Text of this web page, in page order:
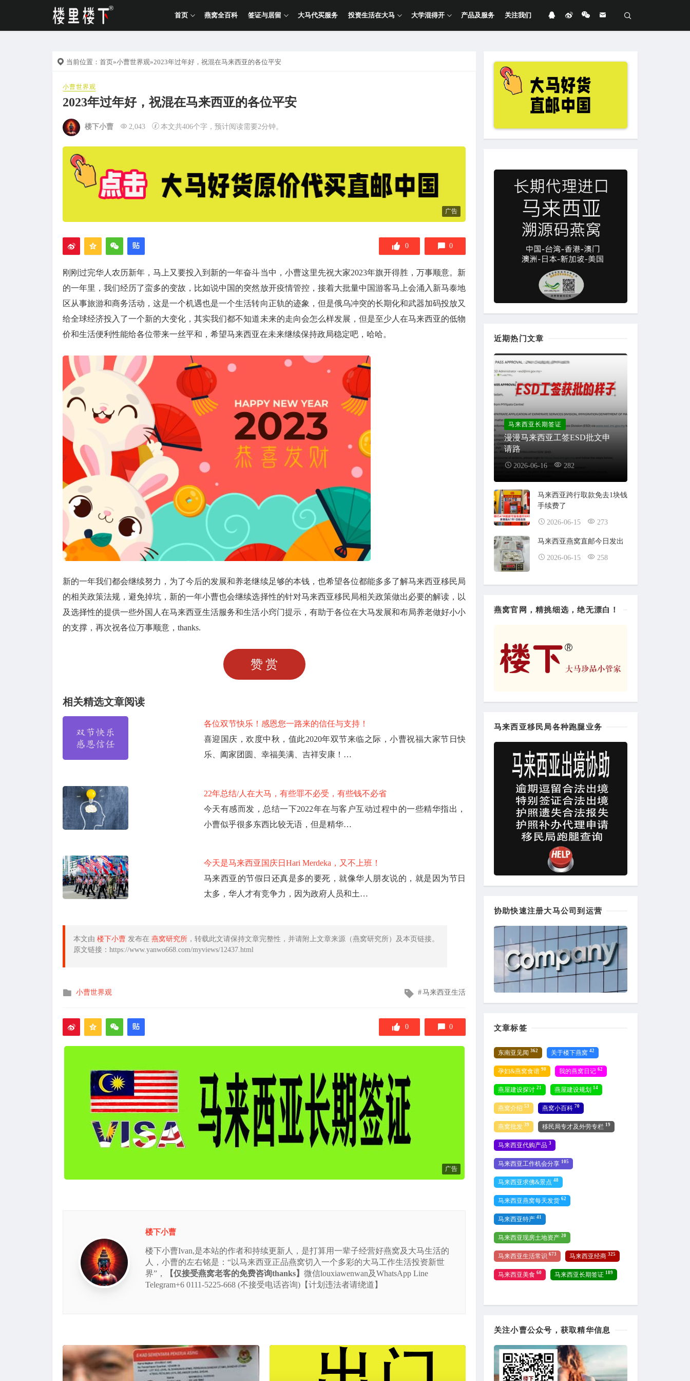
首页 燕窝全百科 签证与居留 大马代买服务 投资生活在大马 大学混得开 产品及服务 关注我们
当前位置： 首页»小曹世界观»2023年过年好，祝混在马来西亚的各位平安
小曹世界观
2023年过年好，祝混在马来西亚的各位平安
楼下小曹 2,043 本文共406个字，预计阅读需要2分钟。
广告
0 0
刚刚过完华人农历新年，马上又要投入到新的一年奋斗当中，小曹这里先祝大家2023年旗开得胜，万事顺意。新
的一年里，我们经历了蛮多的变故，比如说中国的突然放开疫情管控，接着大批量中国游客马上会涌入新马泰地
区从事旅游和商务活动，这是一个机遇也是一个生活转向正轨的迹象，但是俄乌冲突的长期化和武器加码投放又
给全球经济投入了一个新的大变化，其实我们都不知道未来的走向会怎么样发展，但是至少人在马来西亚的低物
价和生活便利性能给各位带来一丝平和，希望马来西亚在未来继续保持政局稳定吧，哈哈。
新的一年我们都会继续努力，为了今后的发展和养老继续足够的本钱，也希望各位都能多多了解马来西亚移民局
的相关政策法规，避免掉坑，新的一年小曹也会继续选择性的针对马来西亚移民局相关政策做出必要的解读，以
及选择性的提供一些外国人在马来西亚生活服务和生活小窍门提示，有助于各位在大马发展和布局养老做好小小
的支撑，再次祝各位万事顺意，thanks.
赞赏
相关精选文章阅读
各位双节快乐！感恩您一路来的信任与支持！
喜迎国庆，欢度中秋，值此2020年双节来临之际，小曹祝福大家节日快
乐、阖家团圆、幸福美满、吉祥安康！…
22年总结/人在大马，有些罪不必受，有些钱不必省
今天有感而发，总结一下2022年在与客户互动过程中的一些精华指出，
小曹似乎很多东西比较无语，但是精华…
今天是马来西亚国庆日Hari Merdeka，又不上班！
马来西亚的节假日还真是多的要死，就像华人朋友说的，就是因为节日
太多，华人才有竞争力，因为政府人员和土…
本文由 楼下小曹 发布在 燕窝研究所 ，转载此文请保持文章完整性，并请附上文章来源（燕窝研究所）及本页链接。
原文链接：https://www.yanwo668.com/myviews/12437.html
发
小曹世界观
文
签
马来西亚生活
0 0
广告
楼下小曹
楼下小曹Ivan,是本站的作者和持续更新人，是打算用一辈子经营好燕窝及大马生活的
人，小曹的左右铭是：“以马来西亚正品燕窝切入一个多彩的大马工作生活投资新世
界”，
【仅接受燕窝老客的免费咨询thanks】 微信louxiawenwan及WhatsApp Line
Telegram+6 0111-5225-668 (不接受电话咨询)【计划违法者请绕道】
近期热门文章
马来西亚长期签证
漫漫马来西亚工签ESD批文申
请路
2026-06-16 282
马来西亚跨行取款免去1块钱
手续费了
2026-06-15 273
马来西亚燕窝直邮今日发出
2026-06-15 258
燕窝官网，精挑细选，绝无漂白！
马来西亚移民局各种跑腿业务
协助快速注册大马公司到运营
文章标签
东南亚见闻 362 关于楼下燕窝 42
孕妇&燕窝食谱 90 我的燕窝日记 62
燕屋建设探讨 21 燕屋建设规划 14
燕窝介绍 53 燕窝小百科 70
燕窝批发 39 移民局专才及外劳专栏 19
马来西亚代购产品 3
马来西亚工作机会分享 105
马来西亚求佛&景点 48
马来西亚燕窝每天发货 62
马来西亚特产 41
马来西亚现房土地资产 20
马来西亚生活常识 673 马来西亚经商 325
马来西亚美食 60 马来西亚长期签证 189
关注小曹公众号，获取精华信息